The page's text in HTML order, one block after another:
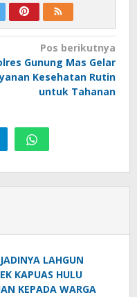
Pos berikutnya
Gunung Mas Gelar
Kesehatan Rutin
untuk Tahanan
LAHGUN
KAPUAS HULU
KEPADA WARGA